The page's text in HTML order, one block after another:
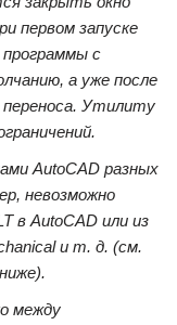
первом запуске
с
а уже после
Утилиту
AutoCAD разных
невозможно
в AutoCAD или из
и т. д. (см.
ниже).
между